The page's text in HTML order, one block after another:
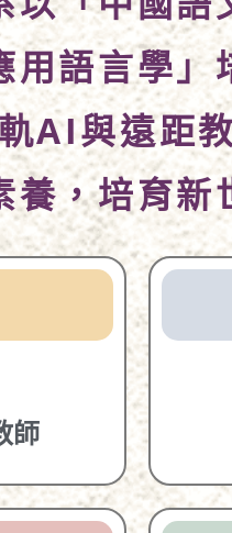
用語言學
AI與遠距
養，培育新
師